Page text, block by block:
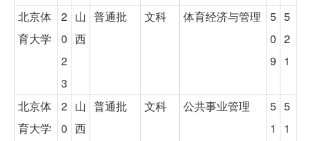
北京体
育大学
2
0
2
3
山
西
普通批 文科 体育经济与管理
5
0
9
5
2
1
北京体
育大学
2
0
山
西
普通批 文科 公共事业管理
5
1
5
1